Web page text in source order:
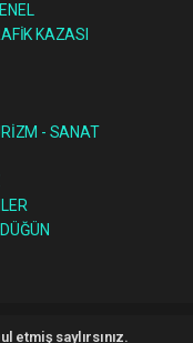
saylırsınız.
KAZASI
- SANAT
haber yazılım haber script